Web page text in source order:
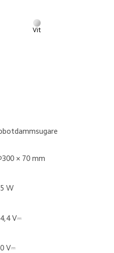
Vit
× 70 mm
W
V⎓
V⎓